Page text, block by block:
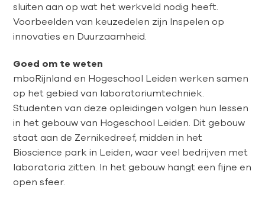
sluiten aan op wat het werkveld nodig heeft.
Voorbeelden van keuzedelen zijn Inspelen op
innovaties en Duurzaamheid.
Goed om te weten
mboRijnland en Hogeschool Leiden werken samen
op het gebied van laboratoriumtechniek.
Studenten van deze opleidingen volgen hun lessen
in het gebouw van Hogeschool Leiden. Dit gebouw
staat aan de Zernikedreef, midden in het
Bioscience park in Leiden, waar veel bedrijven met
laboratoria zitten. In het gebouw hangt een fijne en
open sfeer.